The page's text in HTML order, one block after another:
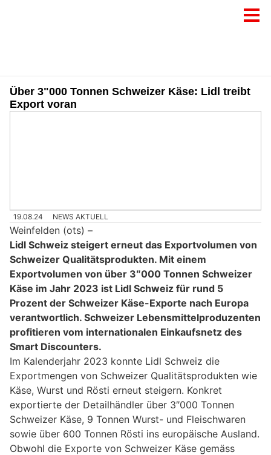
Über 3"000 Tonnen Schweizer Käse: Lidl treibt
Export voran
19.08.24 NEWS AKTUELL
Weinfelden (ots) –
Lidl Schweiz steigert erneut das Exportvolumen von
Schweizer Qualitätsprodukten. Mit einem
Exportvolumen von über 3″000 Tonnen Schweizer
Käse im Jahr 2023 ist Lidl Schweiz für rund 5
Prozent der Schweizer Käse-Exporte nach Europa
verantwortlich. Schweizer Lebensmittelproduzenten
profitieren vom internationalen Einkaufsnetz des
Smart Discounters.
Im Kalenderjahr 2023 konnte Lidl Schweiz die
Exportmengen von Schweizer Qualitätsprodukten wie
Käse, Wurst und Rösti erneut steigern. Konkret
exportierte der Detailhändler über 3″000 Tonnen
Schweizer Käse, 9 Tonnen Wurst- und Fleischwaren
sowie über 600 Tonnen Rösti ins europäische Ausland.
Obwohl die Exporte von Schweizer Käse gemäss